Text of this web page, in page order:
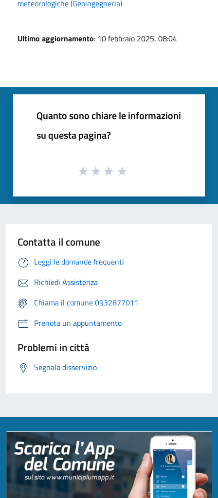
meteorologiche (Geoingegneria)
Ultimo aggiornamento: 10 febbraio 2025, 08:04
Quanto sono chiare le informazioni
su questa pagina?
Contatta il comune
Leggi le domande frequenti
Richiedi Assistenza
Chiama il comune 0932877011
Prenota un appuntamento
Problemi in città
Segnala disservizio